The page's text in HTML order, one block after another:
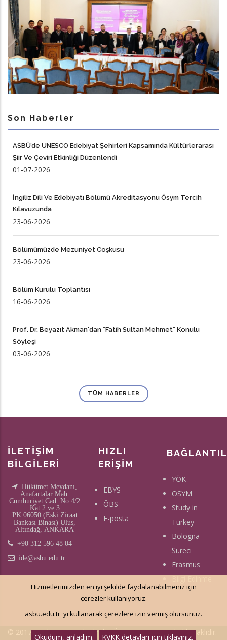
Son Haberler
ASBÜ’de UNESCO Edebiyat Şehirleri Kapsamında Kültürlerarası
Şiir Ve Çeviri Etkinliği Düzenlendi
01-07-2026
İngiliz Dili Ve Edebiyatı Bölümü Akreditasyonu Ösym Tercih
Kılavuzunda
23-06-2026
Bölümümüzde Mezuniyet Coşkusu
23-06-2026
Bölüm Kurulu Toplantısı
16-06-2026
Prof. Dr. Beyazıt Akman'dan “Fatih Sultan Mehmet” Konulu
Söyleşi
03-06-2026
TÜM HABERLER
İLETİŞİM
BİLGİLERİ
Hükümet Meydanı,
Anafartalar Mah.
Cumhuriyet Cad. No:4/2
Kat:2 ve 3
PK:06050 (Eski Ziraat
Bankası Binası) Ulus,
Altındağ, ANKARA
+90 312 596 48 04
ide@asbu.edu.tr
HIZLI
ERİŞİM
EBYS
ÖBS
E-posta
YÖK
ÖSYM
Study in
Turkey
Bologna
Süreci
Erasmus
© 2017 - Ankara Sosyal Bilimler Üniversitesi - Tüm hakkı saklıdır.
Hizmetlerimizden en iyi şekilde faydalanabilmeniz için
çerezler kullanıyoruz.
asbu.edu.tr' yi kullanarak çerezlere izin vermiş olursunuz.
Okudum, anladım. KVKK detayları için tıklayınız.